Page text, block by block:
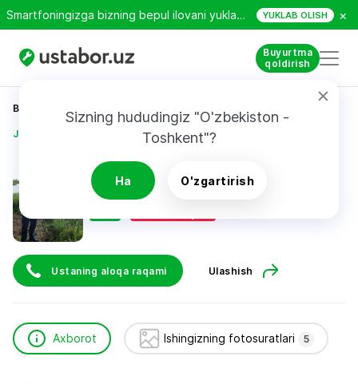
Smartfoningizga bizning bepul ilovani yuklab oling! YUKLAB OLISH ×
Buyurtma
qoldirish
Sizning hududingiz "O'zbekiston -
Toshkent"?
Ha O'zgartirish
Bosh sahifa
Jabborov Bekzod
Jabborov Bekzod
Ustaning aloqa raqami Ulashish
Axborot Ishingizning fotosuratlari 5